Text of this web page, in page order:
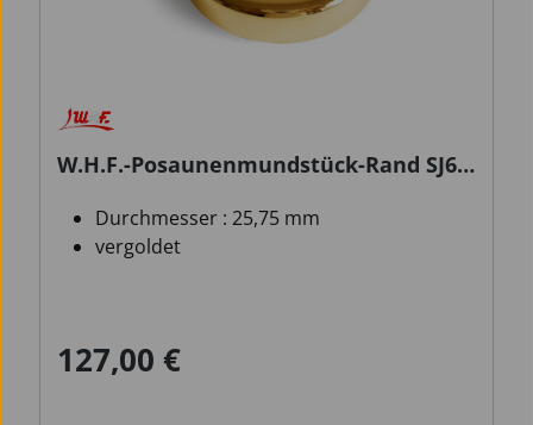
W.H.F.-Posaunenmundstück-Rand SJ6
Durchmesser : 25,75 mm
vergoldet
Regulärer Preis:
127,00 €